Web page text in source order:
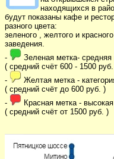
находящихся в
будут показаны кафе и
разного цвета:
зеленого , желтого и
заведения.
-
Зеленая метка- средняя
( средний счёт 600 - 1500
-
Желтая метка -
( средний счёт до 600 руб. )
-
Красная метка -
( средний счёт от 1500 руб. )